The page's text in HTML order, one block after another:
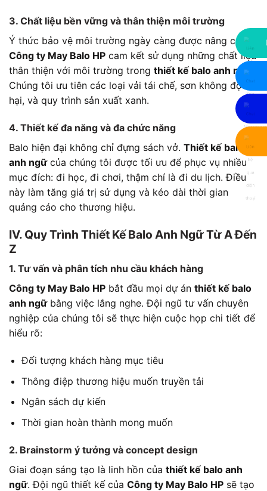
3. Chất liệu bền vững và thân thiện môi trường
Ý thức bảo vệ môi trường ngày càng được nâng cao.
Công ty May Balo HP cam kết sử dụng những chất liệu
thân thiện với môi trường trong thiết kế balo anh ngữ
Chúng tôi ưu tiên các loại vải tái chế, sơn không độc
hại, và quy trình sản xuất xanh.
4. Thiết kế đa năng và đa chức năng
Balo hiện đại không chỉ đựng sách vở. Thiết kế balo
anh ngữcủa chúng tôi được tối ưu để phục vụ nhiều
mục đích: đi học, đi chơi, thậm chí là đi du lịch. Điều
này làm tăng giá trị sử dụng và kéo dài thời gian
quảng cáo cho thương hiệu.
IV. Quy Trình Thiết Kế Balo Anh Ngữ Từ A Đến
Z
1. Tư vấn và phân tích nhu cầu khách hàng
Công ty May Balo HP bắt đầu mọi dự án thiết kế balo
anh ngữbằng việc lắng nghe. Đội ngũ tư vấn chuyên
nghiệp của chúng tôi sẽ thực hiện cuộc họp chi tiết để
hiểu rõ:
Đối tượng khách hàng mục tiêu
Thông điệp thương hiệu muốn truyền tải
Ngân sách dự kiến
Thời gian hoàn thành mong muốn
2. Brainstorm ý tưởng và concept design
Giai đoạn sáng tạo là linh hồn của thiết kế balo anh
ngữ. Đội ngũ thiết kế của Công ty May Balo HP sẽ tạo